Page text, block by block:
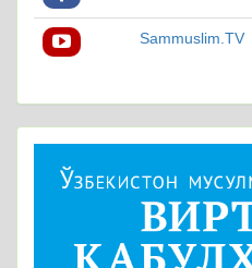
Sammuslim.TV